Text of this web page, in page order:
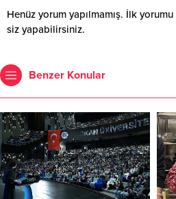
Henüz yorum yapılmamış. İlk yorumu
siz yapabilirsiniz.
Benzer Konular